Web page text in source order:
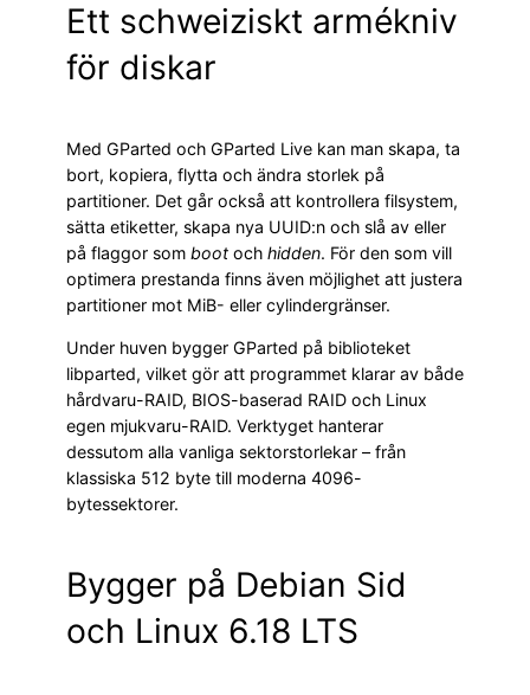
Ett schweiziskt armékniv
för diskar
Med GParted och GParted Live kan man skapa, ta
bort, kopiera, flytta och ändra storlek på
partitioner. Det går också att kontrollera filsystem,
sätta etiketter, skapa nya UUID:n och slå av eller
på flaggor som boot och hidden. För den som vill
optimera prestanda finns även möjlighet att justera
partitioner mot MiB- eller cylindergränser.
Under huven bygger GParted på biblioteket
libparted, vilket gör att programmet klarar av både
hårdvaru-RAID, BIOS-baserad RAID och Linux
egen mjukvaru-RAID. Verktyget hanterar
dessutom alla vanliga sektorstorlekar – från
klassiska 512 byte till moderna 4096-
bytessektorer.
Bygger på Debian Sid
och Linux 6.18 LTS